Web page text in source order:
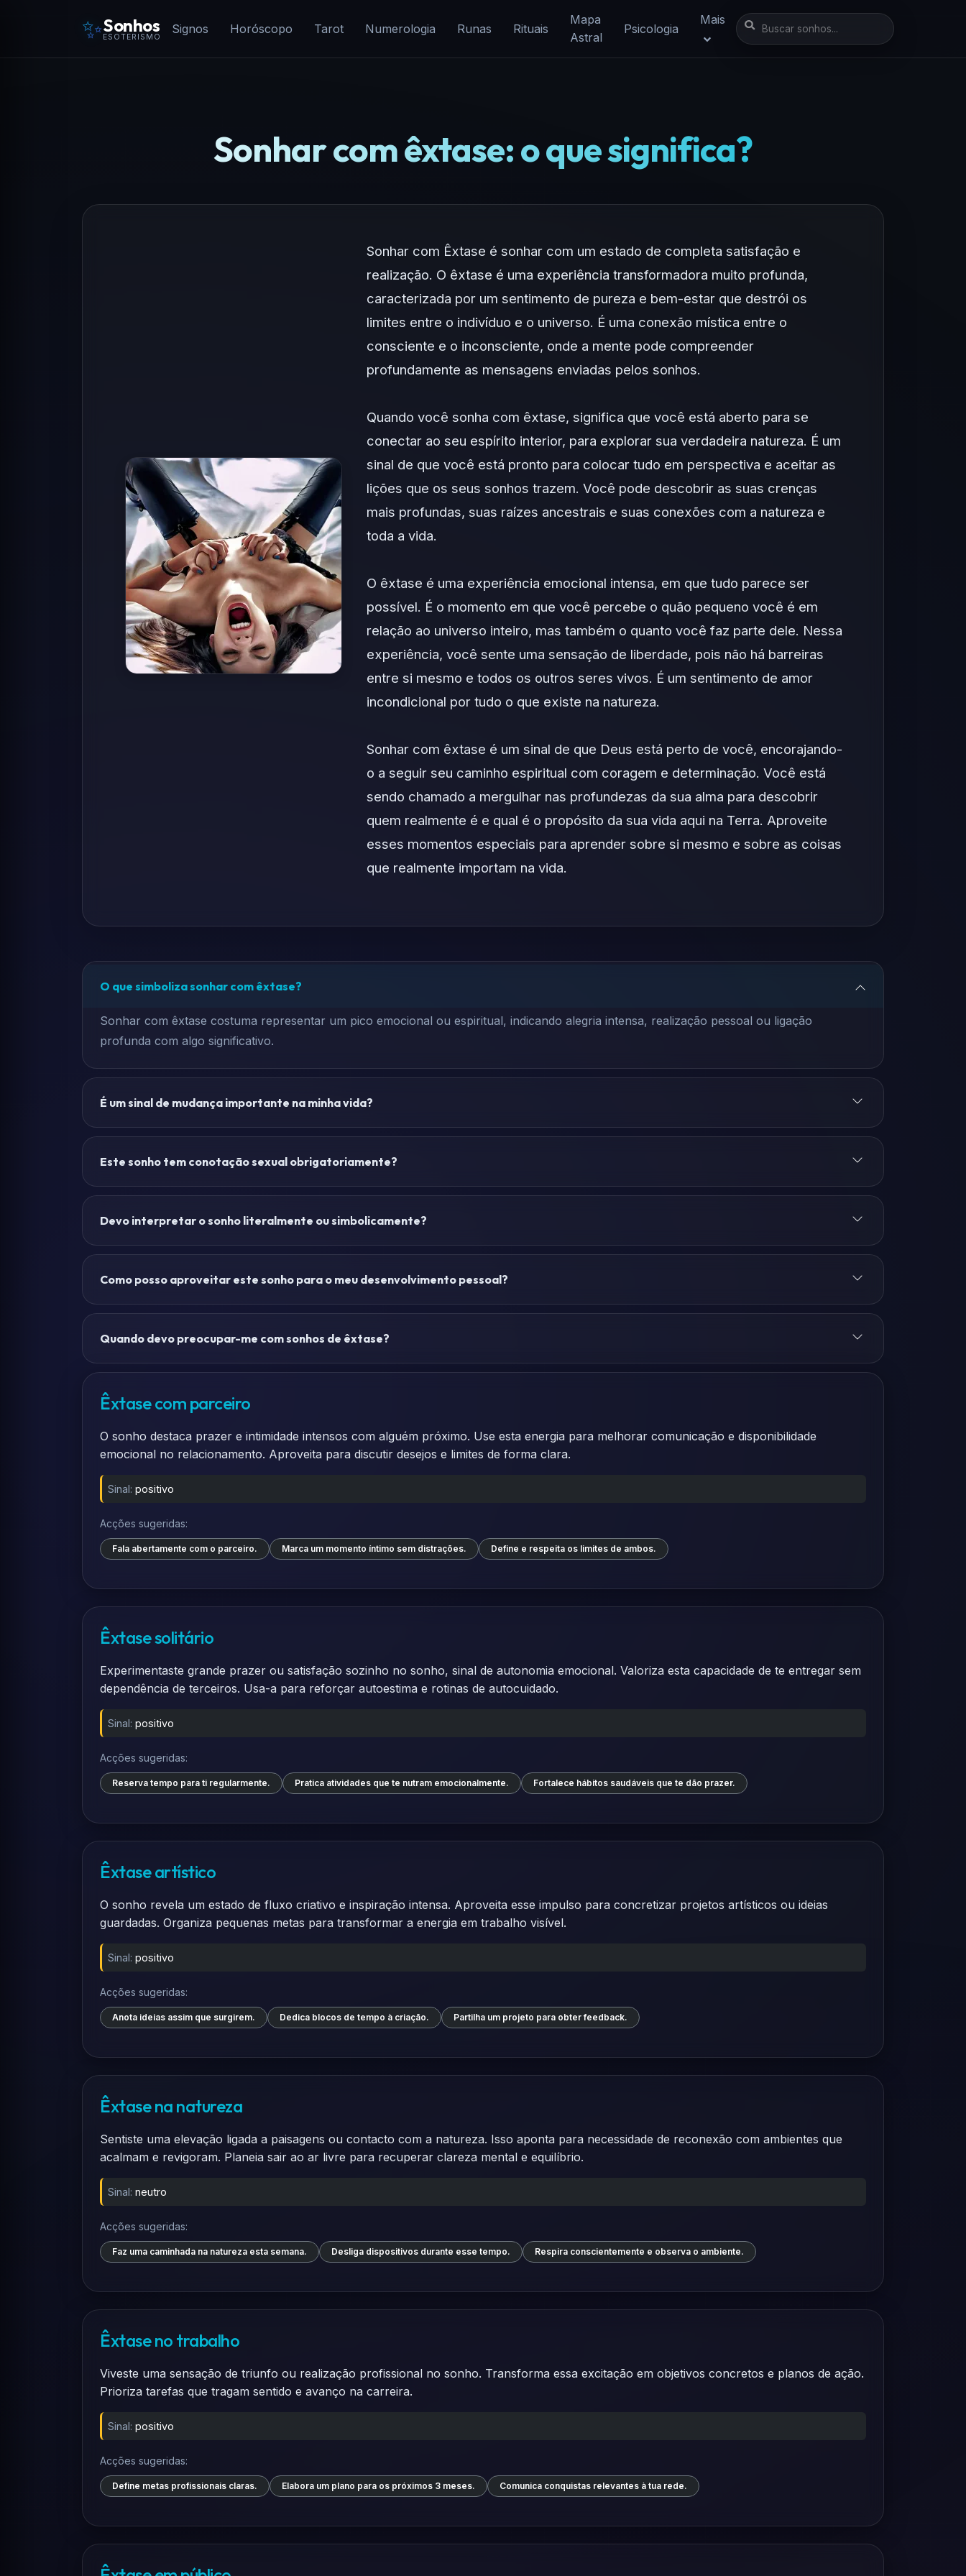
✨Sonhos
ESOTERISMO
Signos Horóscopo Tarot Numerologia Runas Rituais
Mapa
Astral
Psicologia
Mais
Sonhar com êxtase: o que significa?
Sonhar com Êxtase é sonhar com um estado de completa satisfação e
realização. O êxtase é uma experiência transformadora muito profunda,
caracterizada por um sentimento de pureza e bem-estar que destrói os
limites entre o indivíduo e o universo. É uma conexão mística entre o
consciente e o inconsciente, onde a mente pode compreender
profundamente as mensagens enviadas pelos sonhos.
Quando você sonha com êxtase, significa que você está aberto para se
conectar ao seu espírito interior, para explorar sua verdadeira natureza. É um
sinal de que você está pronto para colocar tudo em perspectiva e aceitar as
lições que os seus sonhos trazem. Você pode descobrir as suas crenças
mais profundas, suas raízes ancestrais e suas conexões com a natureza e
toda a vida.
O êxtase é uma experiência emocional intensa, em que tudo parece ser
possível. É o momento em que você percebe o quão pequeno você é em
relação ao universo inteiro, mas também o quanto você faz parte dele. Nessa
experiência, você sente uma sensação de liberdade, pois não há barreiras
entre si mesmo e todos os outros seres vivos. É um sentimento de amor
incondicional por tudo o que existe na natureza.
Sonhar com êxtase é um sinal de que Deus está perto de você, encorajando-
o a seguir seu caminho espiritual com coragem e determinação. Você está
sendo chamado a mergulhar nas profundezas da sua alma para descobrir
quem realmente é e qual é o propósito da sua vida aqui na Terra. Aproveite
esses momentos especiais para aprender sobre si mesmo e sobre as coisas
que realmente importam na vida.
O que simboliza sonhar com êxtase?
Sonhar com êxtase costuma representar um pico emocional ou espiritual, indicando alegria intensa, realização pessoal ou ligação
profunda com algo significativo.
É um sinal de mudança importante na minha vida?
Este sonho tem conotação sexual obrigatoriamente?
Devo interpretar o sonho literalmente ou simbolicamente?
Como posso aproveitar este sonho para o meu desenvolvimento pessoal?
Quando devo preocupar-me com sonhos de êxtase?
Êxtase com parceiro
O sonho destaca prazer e intimidade intensos com alguém próximo. Use esta energia para melhorar comunicação e disponibilidade
emocional no relacionamento. Aproveita para discutir desejos e limites de forma clara.
Sinal: positivo
Acções sugeridas:
Fala abertamente com o parceiro. Marca um momento íntimo sem distrações. Define e respeita os limites de ambos.
Êxtase solitário
Experimentaste grande prazer ou satisfação sozinho no sonho, sinal de autonomia emocional. Valoriza esta capacidade de te entregar sem
dependência de terceiros. Usa-a para reforçar autoestima e rotinas de autocuidado.
Sinal: positivo
Acções sugeridas:
Reserva tempo para ti regularmente. Pratica atividades que te nutram emocionalmente. Fortalece hábitos saudáveis que te dão prazer.
Êxtase artístico
O sonho revela um estado de fluxo criativo e inspiração intensa. Aproveita esse impulso para concretizar projetos artísticos ou ideias
guardadas. Organiza pequenas metas para transformar a energia em trabalho visível.
Sinal: positivo
Acções sugeridas:
Anota ideias assim que surgirem. Dedica blocos de tempo à criação. Partilha um projeto para obter feedback.
Êxtase na natureza
Sentiste uma elevação ligada a paisagens ou contacto com a natureza. Isso aponta para necessidade de reconexão com ambientes que
acalmam e revigoram. Planeia sair ao ar livre para recuperar clareza mental e equilíbrio.
Sinal: neutro
Acções sugeridas:
Faz uma caminhada na natureza esta semana. Desliga dispositivos durante esse tempo. Respira conscientemente e observa o ambiente.
Êxtase no trabalho
Viveste uma sensação de triunfo ou realização profissional no sonho. Transforma essa excitação em objetivos concretos e planos de ação.
Prioriza tarefas que tragam sentido e avanço na carreira.
Sinal: positivo
Acções sugeridas:
Define metas profissionais claras. Elabora um plano para os próximos 3 meses. Comunica conquistas relevantes à tua rede.